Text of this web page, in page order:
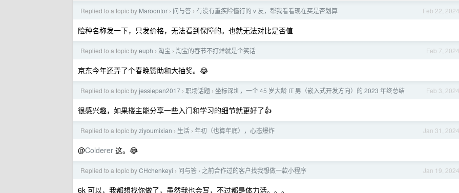
Feb 22, 2024
Replied to a topic by Maroontor › 问与答 › 有没有重疾险懂行的 v 友，帮我看看现在买是否划算
险种名称发一下，只发价格，无法看到保障的。也就无法对比是否值
Feb 7, 2024
Replied to a topic byeuph › 淘宝 › 淘宝的春节不打烊就是个笑话
京东今年还弄了个春晚赞助和大抽奖。😂
Feb 3, 2024
Replied to a topic byjessiepan2017 › 职场话题 › 坐标深圳，一个 45 岁大龄 IT 男（嵌入式开发方向）的 2023 年终总结
很感兴趣，如果楼主能分享一些入门和学习的细节就更好了👍
Jan 31, 2024
Replied to a topic byziyoumixian › 生活 › 年初（也算年底），心态爆炸
@Colderer 这。😂
Jan 19, 2024
Replied to a topic byCHchenkeyi › 问与答 › 之前合作过的客户找我想做一款小程序
6k 可以，我都想找你做了，虽然我也会写，不过都是体力活。。。